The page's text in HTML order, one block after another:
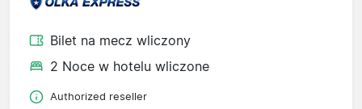
Bilet na mecz wliczony
2 Noce w hotelu wliczone
Authorized reseller